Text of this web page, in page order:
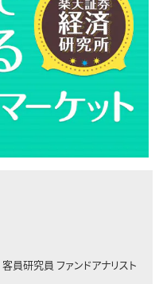
客員研究員 ファンドアナリスト